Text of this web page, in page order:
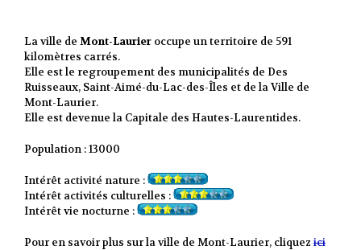
La ville de Mont-Laurier occupe un territoire de 591
kilomètres carrés.
Elle est le regroupement des municipalités de Des
Ruisseaux, Saint-Aimé-du-Lac-des-Îles et de la Ville de
Mont-Laurier.
Elle est devenue la Capitale des Hautes-Laurentides.
Population : 13000
Intérêt activité nature :
Intérêt activités culturelles :
Intérêt vie nocturne :
Pour en savoir plus sur la ville de Mont-Laurier, cliquez ici